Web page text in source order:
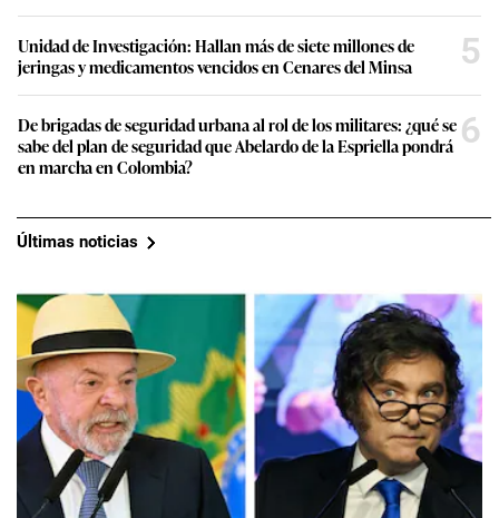
Unidad de Investigación: Hallan más de siete millones de
jeringas y medicamentos vencidos en Cenares del Minsa
5
De brigadas de seguridad urbana al rol de los militares: ¿qué se
sabe del plan de seguridad que Abelardo de la Espriella pondrá
en marcha en Colombia?
6
Últimas noticias